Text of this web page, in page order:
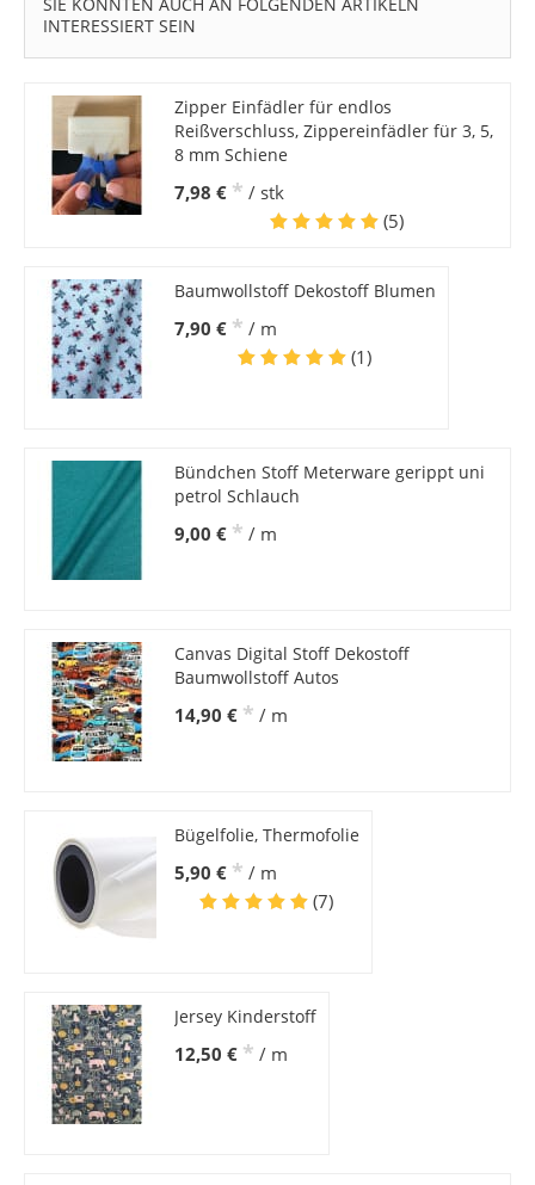
SIE KÖNNTEN AUCH AN FOLGENDEN ARTIKELN
INTERESSIERT SEIN
Zipper Einfädler für endlos
Reißverschluss, Zippereinfädler für 3, 5,
8 mm Schiene
7,98 € * / stk
(5)
Baumwollstoff Dekostoff Blumen
7,90 € * / m
(1)
Bündchen Stoff Meterware gerippt uni
petrol Schlauch
9,00 € * / m
Canvas Digital Stoff Dekostoff
Baumwollstoff Autos
14,90 € * / m
Bügelfolie, Thermofolie
5,90 € * / m
(7)
Jersey Kinderstoff
12,50 € * / m